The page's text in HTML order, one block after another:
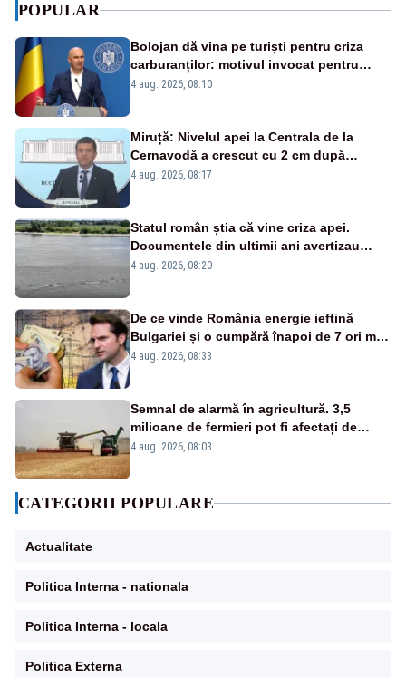
POPULAR
Bolojan dă vina pe turiști pentru criza
carburanților: motivul invocat pentru
scumpirile de la pompă
4 aug. 2026, 08:10
Miruță: Nivelul apei la Centrala de la
Cernavodă a crescut cu 2 cm după
intervenția de pe Brațul Bala
4 aug. 2026, 08:17
Statul român știa că vine criza apei.
Documentele din ultimii ani avertizau
asupra pericolului
4 aug. 2026, 08:20
De ce vinde România energie ieftină
Bulgariei și o cumpără înapoi de 7 ori mai
scump? Explicațiile unui fost ministru
4 aug. 2026, 08:33
Semnal de alarmă în agricultură. 3,5
milioane de fermieri pot fi afectați de
strategia pentru conservarea
4 aug. 2026, 08:03
CATEGORII POPULARE
Actualitate
Politica Interna - nationala
Politica Interna - locala
Politica Externa